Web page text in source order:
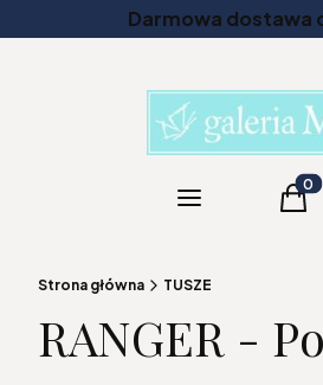
Darmowa dostawa
Kategorie
Strona główna TUSZE
RANGER -